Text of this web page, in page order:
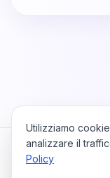
Utilizziamo
analizzare il
Policy